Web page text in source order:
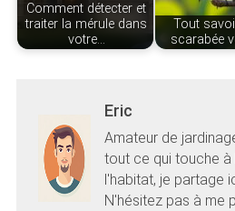
Comment détecter et
traiter la mérule dans
votre…
Tout
scarabée
Eric
Amateur de
tout ce qui touche
l'habitat, je partage
N'hésitez pas à me